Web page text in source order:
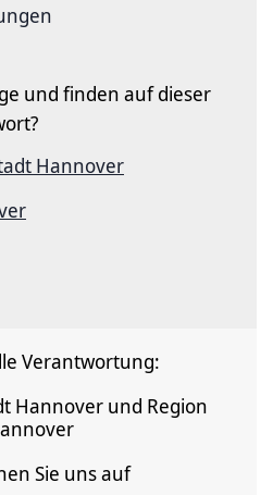
und finden auf dieser
Hannover
Verantwortung:
Hannover und Region
Sie uns auf